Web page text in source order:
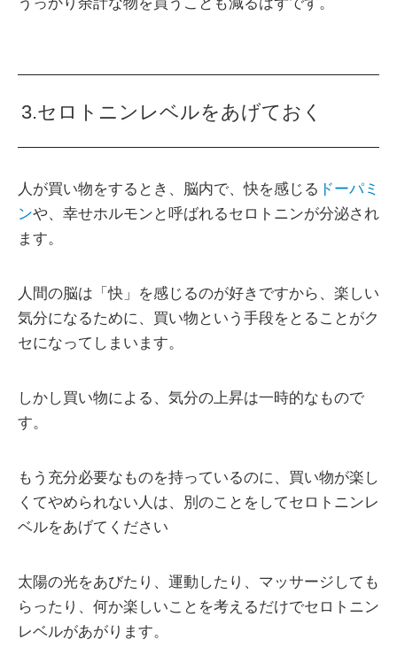
3.セロトニンレベルをあげておく
人が買い物をするとき、脳内で、快を感じる ドーパミ
ンや、幸せホルモンと呼ばれるセロトニンが分泌され
ます。
人間の脳は「快」を感じるのが好きですから、楽しい
気分になるために、買い物という手段をとることがク
セになってしまいます。
しかし買い物による、気分の上昇は一時的なもので
す。
もう充分必要なものを持っているのに、買い物が楽し
くてやめられない人は、別のことをしてセロトニンレ
ベルをあげてください
太陽の光をあびたり、運動したり、マッサージしても
らったり、何か楽しいことを考えるだけでセロトニン
レベルがあがります。